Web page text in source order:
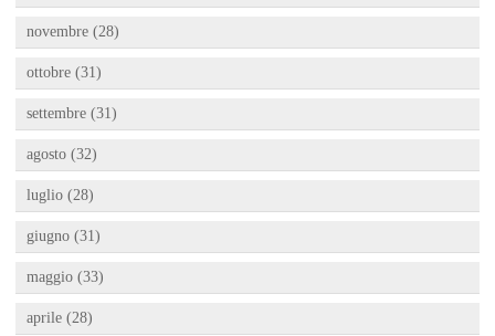
novembre (28)
ottobre (31)
settembre (31)
agosto (32)
luglio (28)
giugno (31)
maggio (33)
aprile (28)